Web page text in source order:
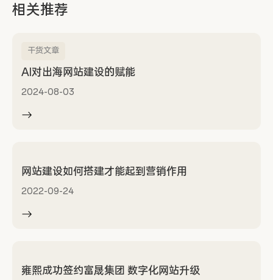
相关推荐
干货文章
AI对出海网站建设的赋能
2024-08-03
网站建设如何搭建才能起到营销作用
2022-09-24
雍熙成功签约富晟集团 数字化网站升级